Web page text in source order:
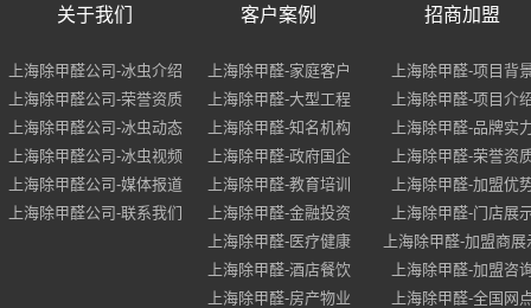
关于我们
上海除甲醛公司-冰虫介绍
上海除甲醛公司-荣誉资质
上海除甲醛公司-冰虫动态
上海除甲醛公司-冰虫视频
上海除甲醛公司-媒体报道
上海除甲醛公司-联系我们
客户案例
上海除甲醛-家庭客户
上海除甲醛-大型工程
上海除甲醛-知名机构
上海除甲醛-政府国企
上海除甲醛-教育培训
上海除甲醛-金融投资
上海除甲醛-医疗健康
上海除甲醛-酒店餐饮
上海除甲醛-房产物业
招商加盟
上海除甲醛-项目背
上海除甲醛-项目介
上海除甲醛-品牌实
上海除甲醛-荣誉资
上海除甲醛-加盟优
上海除甲醛-门店展
上海除甲醛-加盟商展
上海除甲醛-加盟咨
上海除甲醛-全国网